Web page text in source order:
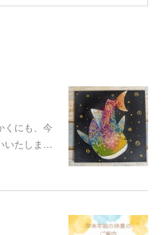
くにも、今
たしま…